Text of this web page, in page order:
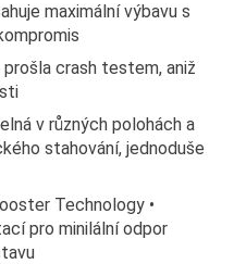
maximální výbavu s
crash testem, aniž
v různých polohách a
stahování, jednoduše
Technology •
pro minilální odpor